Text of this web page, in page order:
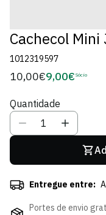
Cachecol Mini
1012319597
Preço
10,00€Preço
Sócio
9,00€ Sócio
Quantidade
Entregue entre:
Portes de envio